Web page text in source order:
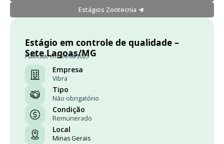
Estágios Zootecnia
Estágio em controle de qualidade –
Sete Lagoas/MG
Publicado em: 24/08/2023
Empresa
Vibra
Tipo
Não obrigatório
Condição
Remunerado
Local
Minas Gerais